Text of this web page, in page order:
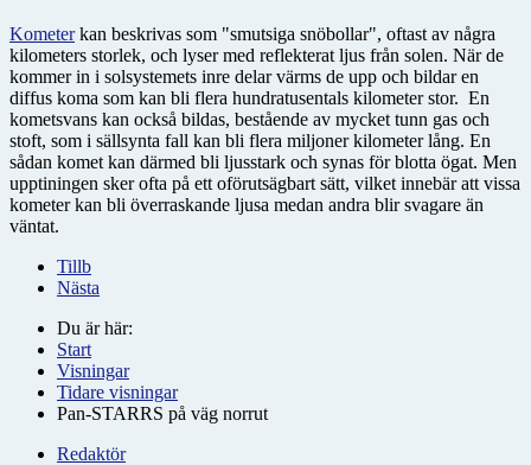
Kometerkan beskrivas som "smutsiga snöbollar", oftast av några
kilometers storlek, och lyser med reflekterat ljus från solen. När de
kommer in i solsystemets inre delar värms de upp och bildar en
diffus koma som kan bli flera hundratusentals kilometer stor. En
kometsvans kan också bildas, bestående av mycket tunn gas och
stoft, som i sällsynta fall kan bli flera miljoner kilometer lång. En
sådan komet kan därmed bli ljusstark och synas för blotta ögat. Men
upptiningen sker ofta på ett oförutsägbart sätt, vilket innebär att vissa
kometer kan bli överraskande ljusa medan andra blir svagare än
väntat.
Tillb
Nästa
Du är här:
Start
Visningar
Tidare visningar
Pan-STARRS på väg norrut
Redaktör